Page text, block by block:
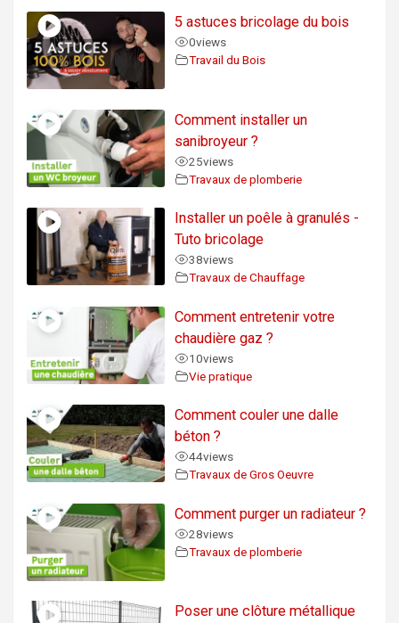
5 astuces bricolage du bois
0views
Travail du Bois
Comment installer un
sanibroyeur ?
25views
Travaux de plomberie
Installer un poêle à granulés -
Tuto bricolage
38views
Travaux de Chauffage
Comment entretenir votre
chaudière gaz ?
10views
Vie pratique
Comment couler une dalle
béton ?
44views
Travaux de Gros Oeuvre
Comment purger un radiateur ?
28views
Travaux de plomberie
Poser une clôture métallique